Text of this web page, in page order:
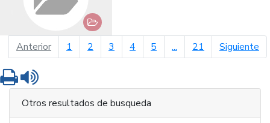
Anteriorpágina anterior
1 2 3 4 5 ... 21 Siguiente
Imprimir
Otros resultados de busqueda